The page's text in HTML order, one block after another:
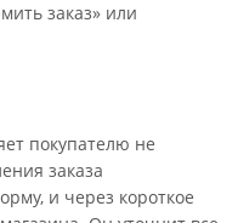
заказ» или
покупателю не
заказа
и через короткое